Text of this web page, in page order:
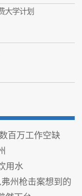
大学计划
百万工作空缺
用水
州枪击案想到的